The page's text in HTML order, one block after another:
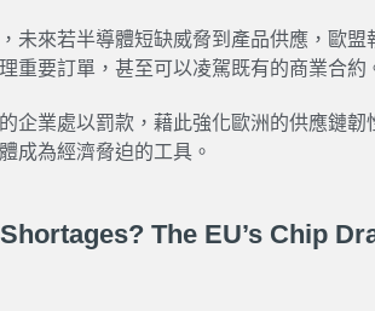
未來若半導體短缺威脅到產品供應，歐盟
重要訂單，甚至可以凌駕既有的商業合約
企業處以罰款，藉此強化歐洲的供應鏈韌
成為經濟脅迫的工具。
The EU’s Chip